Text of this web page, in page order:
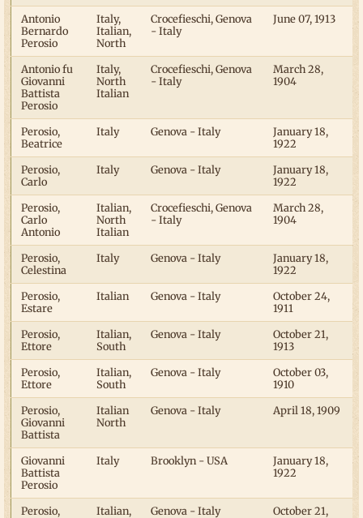
Antonio
Bernardo
Perosio
Italy,
Italian,
North
Crocefieschi, Genova
- Italy
June 07, 1913
Antonio fu
Giovanni
Battista
Perosio
Italy,
North
Italian
Crocefieschi, Genova
- Italy
March 28,
1904
Perosio,
Beatrice
Italy Genova - Italy
January 18,
1922
Perosio,
Carlo
Italy Genova - Italy
January 18,
1922
Perosio,
Carlo
Antonio
Italian,
North
Italian
Crocefieschi, Genova
- Italy
March 28,
1904
Perosio,
Celestina
Italy Genova - Italy
January 18,
1922
Perosio,
Estare
Italian Genova - Italy
October 24,
1911
Perosio,
Ettore
Italian,
South
Genova - Italy
October 21,
1913
Perosio,
Ettore
Italian,
South
Genova - Italy
October 03,
1910
Perosio,
Giovanni
Battista
Italian
North
Genova - Italy April 18, 1909
Giovanni
Battista
Perosio
Italy Brooklyn - USA
January 18,
1922
Perosio,
Italian,
Genova - Italy
October 21,